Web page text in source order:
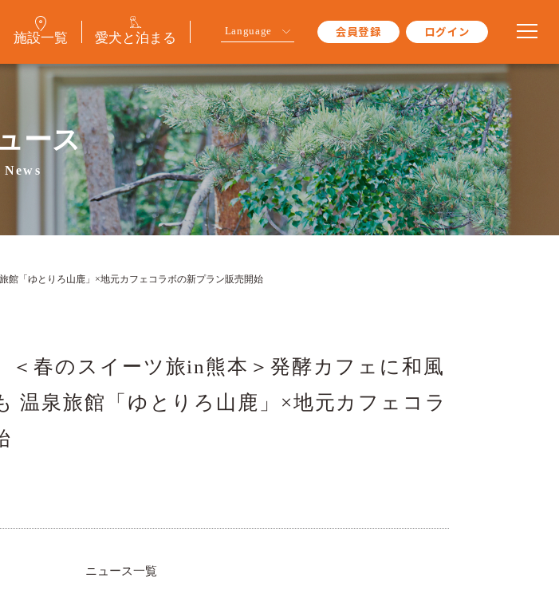
施設一覧 愛犬と泊まる Language 会員登録 ログイン
ース
News
館「ゆとりろ山鹿」×地元カフェコラボの新プラン販売開始
＜春のスイーツ旅in熊本＞発酵カフェに和風
温泉旅館「ゆとりろ山鹿」×地元カフェコラ
ニュース一覧